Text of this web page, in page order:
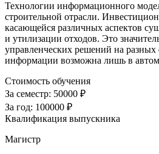
Технологии информационного
строительной отрасли.
касающейся различных аспектов
и утилизации отходов. Это
управленческих решений на
информации возможна лишь в
Стоимость обучения
За семестр: 50000 ₽
За год: 100000 ₽
Квалификация выпускника
Магистр